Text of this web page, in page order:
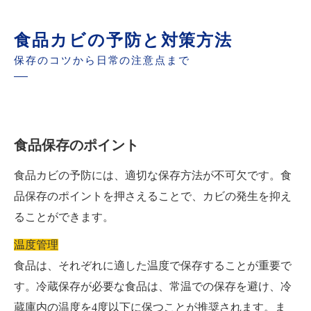
食品カビの予防と対策方法
保存のコツから日常の注意点まで
食品保存のポイント
食品カビの予防には、適切な保存方法が不可欠です。食
品保存のポイントを押さえることで、カビの発生を抑え
ることができます。
温度管理
食品は、それぞれに適した温度で保存することが重要で
す。冷蔵保存が必要な食品は、常温での保存を避け、冷
蔵庫内の温度を4度以下に保つことが推奨されます。ま